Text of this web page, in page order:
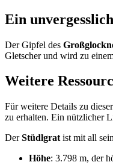
Ein
Der Gipfel des
Gletscher und wird zu
Weitere
Für weitere Details zu
zu erhalten. Ein nützlicher
DerStüdlgrat ist mit all
Höhe: 3.798 m, der